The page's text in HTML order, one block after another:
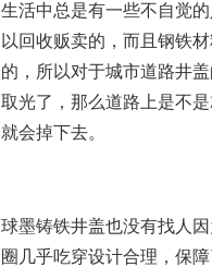
生活中总是有一些不自觉
以回收贩卖的，而且钢铁
的，所以对于城市道路井
取光了，那么道路上是不
就会掉下去。
球墨铸铁井盖也没有找人
圈几乎吃穿设计合理，保